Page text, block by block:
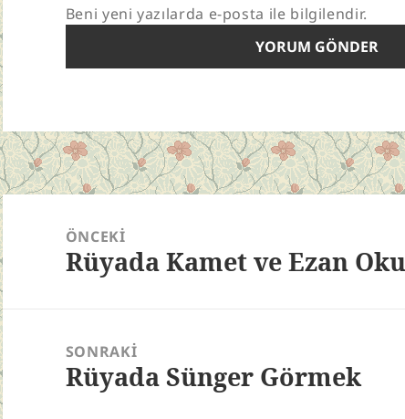
Beni yeni yazılarda e-posta ile bilgilendir.
Yazı
gezinmesiÖNCEKI
Önceki
Rüyada Kamet ve Ezan
SONRAKI
Sonraki
Rüyada Sünger Görmek